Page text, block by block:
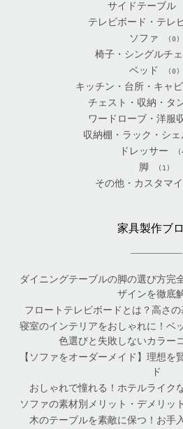
サイドテーブル
テレビボード・テレ
ソファ (0)
椅子・シングルチ
ベッド (0)
キッチン・台所・キャ
チェスト・収納・タ
ワードローブ・洋服
収納棚・ラック・シェ
ドレッサー
脚 (1)
その他・カスタマ
家具製作ブ
ダイニングテーブルの脚の選び方完
ザインを徹底
フロートテレビボードとは？高さ
寝室のインテリアをおしゃれに！ベ
色選びと失敗しないカラー
【ソファをオーダーメイド】理想を
ド
おしゃれで憧れる！ホテルライク
ソファの素材別メリット・デメリッ
木のテーブルを素敵に保つ！お手